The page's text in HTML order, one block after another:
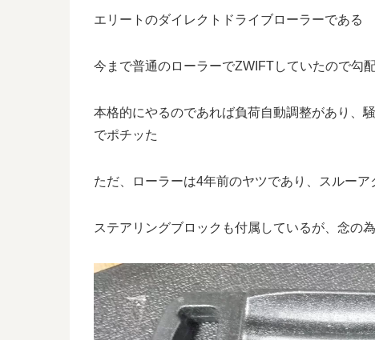
エリートのダイレクトドライブローラーである
今まで普通のローラーでZWIFTしていたので勾
本格的にやるのであれば負荷自動調整があり、
でポチッた
ただ、ローラーは4年前のヤツであり、スルー
ステアリングブロックも付属しているが、念の